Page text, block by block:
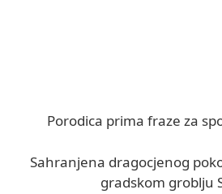
Porodica prima fraze za
Sahranjena dragocjenog
gradskom groblju